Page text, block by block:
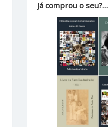
Já comprou o seu?…